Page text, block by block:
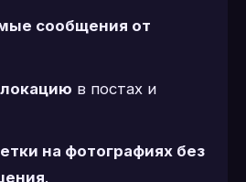
сообщения от
в постах и
на фотографиях без
.